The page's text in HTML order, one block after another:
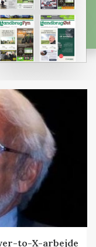
to-X-arbejde